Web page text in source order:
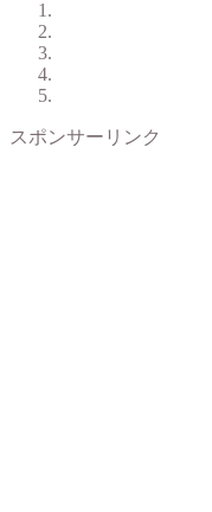
スポンサーリンク